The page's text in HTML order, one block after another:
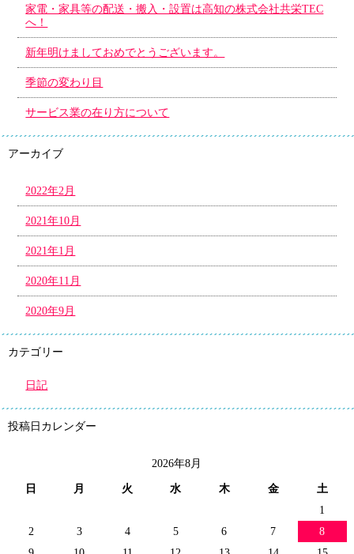
家電・家具等の配送・搬入・設置は高知の株式会社共栄TEC
へ！
新年明けましておめでとうございます。
季節の変わり目
サービス業の在り方について
アーカイブ
2022年2月
2021年10月
2021年1月
2020年11月
2020年9月
カテゴリー
日記
投稿日カレンダー
2026年8月
日 月 火 水 木 金
土
1
2
3 4 5 6 7
8